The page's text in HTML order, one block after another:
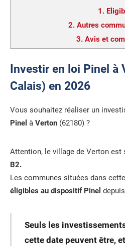
1.
2. Autres
3. Avis et
Investir en loi Pinel à
Calais) en 2026
Vous souhaitez réaliser un
Pinel à Verton (62180) ?
Attention, le village de Verton est
B2.
Les communes situées dans
éligibles au dispositif Pinel
Seuls les
cette date peuvent être,